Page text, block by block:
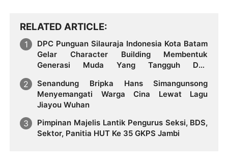
RELATED ARTICLE
DPC Punguan Silauraja Indonesia Kota Batam
Gelar Character Building Membentuk
Generasi Muda Yang Tangguh Dan
Senandung Bripka Hans Simangunsong
Menyemangati Warga Cina Lewat Lagu
Jiayou Wuhan
Pimpinan Majelis Lantik Pengurus Seksi, BDS,
Sektor, Panitia HUT Ke 35 GKPS Jambi